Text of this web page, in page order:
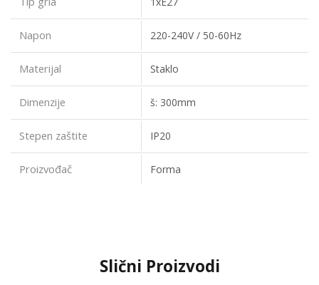
Napon 220-240V / 50-60Hz
Materijal Staklo
Dimenzije š: 300mm
Stepen zaštite IP20
Proizvođač Forma
Slični Proizvodi